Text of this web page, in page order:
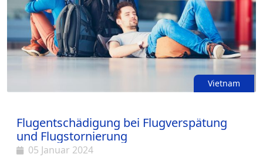
Vietnam
Flugentschädigung bei Flugverspätung
und Flugstornierung
05 Januar 2024